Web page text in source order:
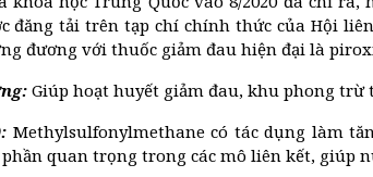
đăng tải trên tạp chí chính thức của Hội
đương với thuốc giảm đau hiện đại là
Giúp hoạt huyết giảm đau, khu phong trừ
Methylsulfonylmethane có tác dụng làm
quan trọng trong các mô liên kết, giúp